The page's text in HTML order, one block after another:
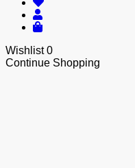
Wishlist0
Continue Shopping